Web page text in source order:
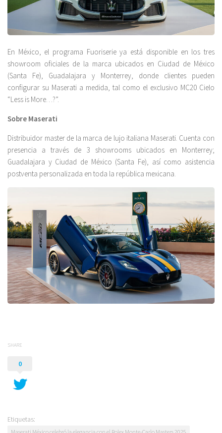
En México, el programa Fuoriserie ya está disponible en los tres
showroom oficiales de la marca ubicados en Ciudad de México
(Santa Fe), Guadalajara y Monterrey, donde clientes pueden
configurar su Maserati a medida, tal como el exclusivo MC20 Cielo
“Less is More…?”.
Sobre Maserati
Distribuidor master de la marca de lujo italiana Maserati. Cuenta con
presencia a través de 3 showrooms ubicados en Monterrey;
Guadalajara y Ciudad de México (Santa Fe), así como asistencia
postventa personalizada en toda la república mexicana.
SHARE
0
Etiquetas: